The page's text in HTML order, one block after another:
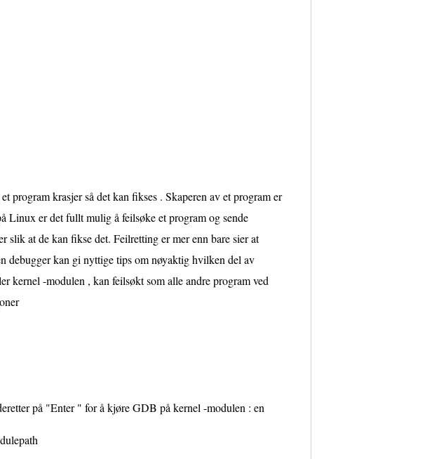
program krasjer så det kan fikses . Skaperen av et program er
Linux er det fullt mulig å feilsøke et program og sende
slik at de kan fikse det. Feilretting er mer enn bare sier at
debugger kan gi nyttige tips om nøyaktig hvilken del av
kernel -modulen , kan feilsøkt som alle andre program ved
på "Enter " for å kjøre GDB på kernel -modulen : en